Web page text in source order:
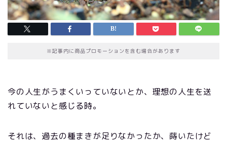
※記事内に商品プロモーションを含む場合があります
今の人生がうまくいっていないとか、理想の人生を送
れていないと感じる時。
それは、過去の種まきが足りなかったか、蒔いたけど